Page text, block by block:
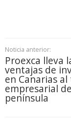
Noticia anterior:
Proexca lleva
ventajas de
en Canarias
empresarial
península